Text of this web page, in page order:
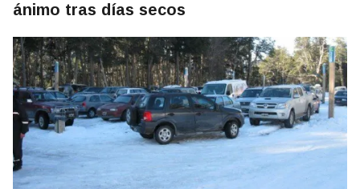
ánimo tras días secos